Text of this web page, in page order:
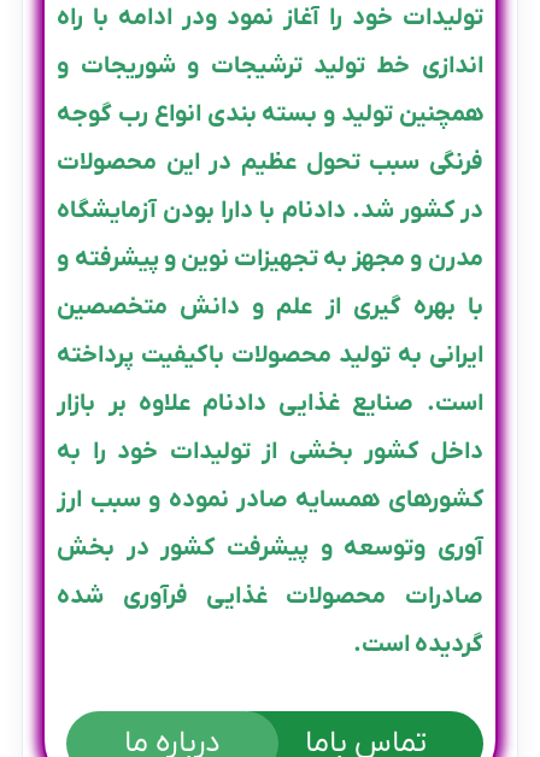
تولیدات خود را آغاز نمود ودر ادامه با راه
اندازی خط تولید ترشیجات و شوریجات و
همچنین تولید و بسته بندی انواع رب گوجه
فرنگی سبب تحول عظیم در این محصولات
در کشور شد. دادنام با دارا بودن آزمایشگاه
مدرن و مجهز به تجهیزات نوین و پیشرفته و
با بهره گیری از علم و دانش متخصصین
ایرانی به تولید محصولات باکیفیت پرداخته
است. صنایع غذایی دادنام علاوه بر بازار
داخل کشور بخشی از تولیدات خود را به
کشورهای همسایه صادر نموده و سبب ارز
آوری وتوسعه و پیشرفت کشور در بخش
صادرات محصولات غذایی فرآوری شده
گردیده است.
تماس باما درباره ما